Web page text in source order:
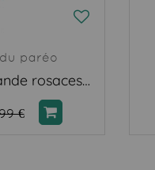
paréo
Poncho paréo grande rosaces noir
€